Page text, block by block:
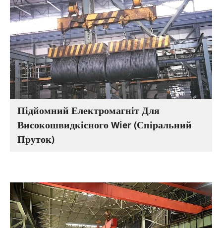
Підйомний Електромагніт Для
Високошвидкісного Wier (спіральний
Пруток)